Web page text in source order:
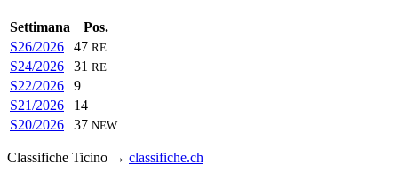
Settimana
Pos.
S26/2026
47 RE
S24/2026 31 RE
S22/2026
9
S21/2026
14
S20/2026
37 NEW
Classifiche Ticino → classifiche.ch